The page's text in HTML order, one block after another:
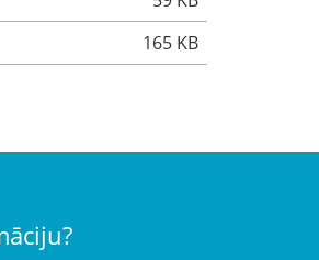
165 KB